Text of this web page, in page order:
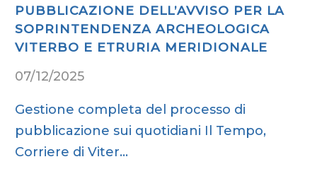
PUBBLICAZIONE DELL’AVVISO PER LA
SOPRINTENDENZA ARCHEOLOGICA
VITERBO E ETRURIA MERIDIONALE
07/12/2025
Gestione completa del processo di
pubblicazione sui quotidiani Il Tempo,
Corriere di Viter